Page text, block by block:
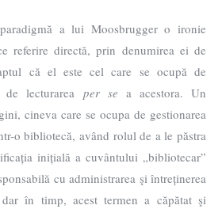
a lui Moosbrugger o ironie
referire directă, prin denumirea ei de
că el este cel care se ocupă de
lecturarea per se a acestora. Un
cineva care se ocupa de gestionarea
o bibliotecă, având rolul de a le păstra
inițială a cuvântului „bibliotecar”
cu administrarea şi întreținerea
în timp, acest termen a căpătat şi